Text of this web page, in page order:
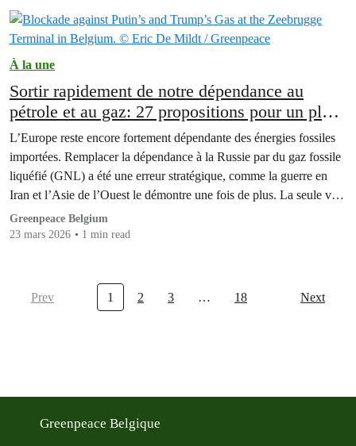
À la une
Sortir rapidement de notre dépendance au
pétrole et au gaz: 27 propositions pour un plan
d’urgence
L’Europe reste encore fortement dépendante des énergies fossiles
importées. Remplacer la dépendance à la Russie par du gaz fossile
liquéfié (GNL) a été une erreur stratégique, comme la guerre en
Iran et l’Asie de l’Ouest le démontre une fois de plus. La seule voie
vers une Europe prospère et sécurisée, et des factures d’énergie
moins…
Greenpeace Belgium
23 mars 2026
1 min read
Prev 1 2 3 … 18 Next
Greenpeace Belgique